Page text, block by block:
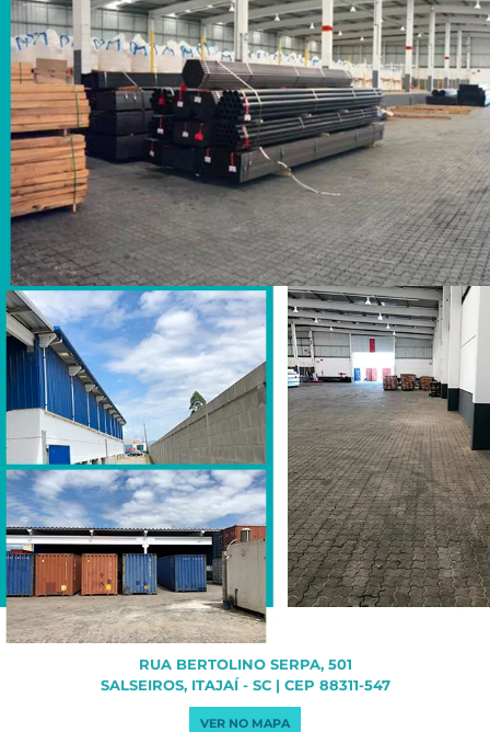
RUA BERTOLINO SERPA, 501
SALSEIROS, ITAJAÍ - SC | CEP 88311-547
VER NO MAPA